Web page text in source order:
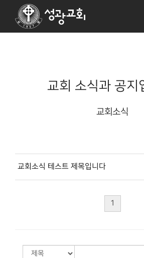
교회 소식과 공지
교회소식
교회소식 테스트 제목입니다
1